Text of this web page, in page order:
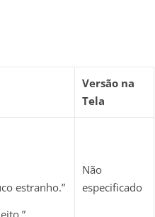
Versão na
Tela
estranho.”
Não
especificado